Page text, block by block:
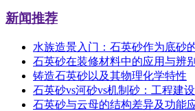
新闻推荐
水族造景入门：石英砂作为底砂
石英砂在装修材料中的应用与辨别
铸造石英砂以及其物理化学特性
石英砂vs河砂vs机制砂：工程建
石英砂与云母的结构差异及功能